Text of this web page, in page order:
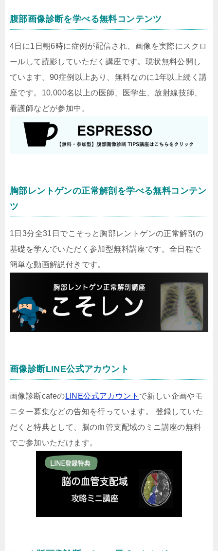
腹部画像診断を学べる無料コンテンツ
4日に1日朝6時に症例が配信され、画像を実際にスクロ
ールして読影していただく講座です。現状無料公開し
ています。90症例以上あり、無料なのに1年以上続く講
座です。10,000名以上の医師、医学生、放射線技師、
看護師などが参加中。
胸部レントゲンの正常解剖を学べる無料コンテン
ツ
1日3分全31日でこそっと胸部レントゲンの正常解剖の
基礎を学んでいただく参加型無料講座です。全日程で
簡単な動画解説付きです。
画像診断LINE公式アカウント
画像診断cafeの LINE公式アカウント で新しい企画やモ
ニター募集などの告知を行っています。 登録していた
だくと特典として、脳の血管支配域のミニ講座の無料
でご参加いただけます。